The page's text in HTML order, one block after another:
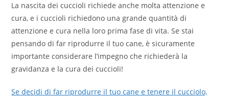
La nascita dei cuccioli richiede anche molta attenzione e
cura, e i cuccioli richiedono una grande quantità di
attenzione e cura nella loro prima fase di vita. Se stai
pensando di far riprodurre il tuo cane, è sicuramente
importante considerare l’impegno che richiederà la
gravidanza e la cura dei cuccioli!
Se decidi di far riprodurre il tuo cane e tenere il cucciolo,